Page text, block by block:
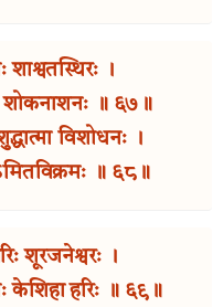
शाश्वतस्थिरः ।
शोकनाशनः ॥ ६७॥
विशोधनः ।
॥ ६८॥
शूरजनेश्वरः ।
केशिहा हरिः ॥ ६९॥